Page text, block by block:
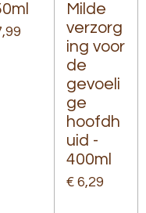
Milde
verzorg
ing voor
de
gevoeli
ge
hoofdh
uid -
400ml
€ 6,29